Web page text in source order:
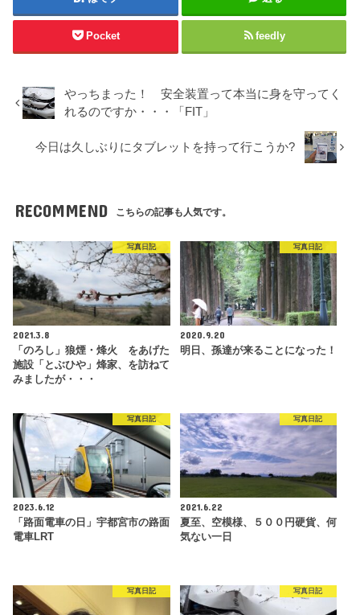
Pocket feedly
やっちまった！ 安全装置って本当に身を守ってく
れるのですか・・・「FIT」
今日は久しぶりにタブレットを持って行こうか?
RECOMMEND こちらの記事も人気です。
写真日記
2021.3.8
「のろし」狼煙・烽火 をあげた
施設「とぶひや」烽家、を訪ねて
みましたが・・・
写真日記
2020.9.20
明日、孫達が来ることになった！
写真日記
2023.6.12
「路面電車の日」宇都宮市の路面
電車LRT
写真日記
2021.6.22
夏至、空模様、５００円硬貨、何
気ない一日
写真日記 写真日記